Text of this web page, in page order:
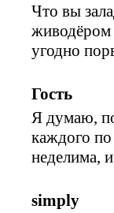
Что вы
живодёром
угодно
Гость
Я думаю,
каждого по
неделима,
simply